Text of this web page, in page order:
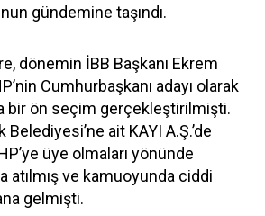
gündemine taşındı.
dönemin İBB Başkanı Ekrem
Cumhurbaşkanı adayı olarak
bir ön seçim gerçekleştirilmişti.
ait KAYI A.Ş.’de
üye olmaları yönünde
atılmış ve kamuoyunda ciddi
gelmişti.